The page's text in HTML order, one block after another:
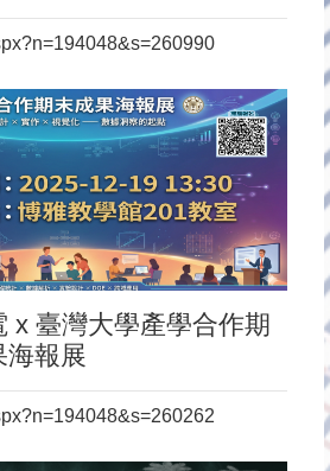
x 臺灣大學產學合作期
海報展